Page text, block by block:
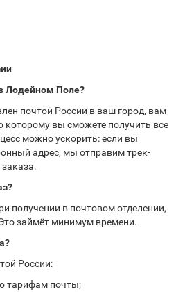
Лодейном Поле?
почтой России в ваш город, вам
которому вы сможете получить все
можно ускорить: если вы
адрес, мы отправим трек-
получении в почтовом отделении,
займёт минимум времени.
России:
тарифам почты;